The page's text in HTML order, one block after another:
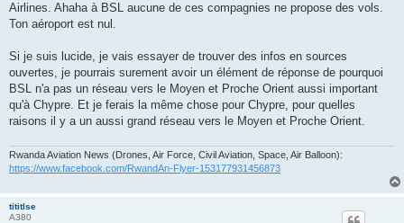
Airlines. Ahaha à BSL aucune de ces compagnies ne propose des vols.
Ton aéroport est nul.
Si je suis lucide, je vais essayer de trouver des infos en sources
ouvertes, je pourrais surement avoir un élément de réponse de pourquoi
BSL n'a pas un réseau vers le Moyen et Proche Orient aussi important
qu'à Chypre. Et je ferais la même chose pour Chypre, pour quelles
raisons il y a un aussi grand réseau vers le Moyen et Proche Orient.
Rwanda Aviation News (Drones, Air Force, Civil Aviation, Space, Air Balloon):
https://www.facebook.com/RwandAn-Flyer-153177931456873
tititlse
A380